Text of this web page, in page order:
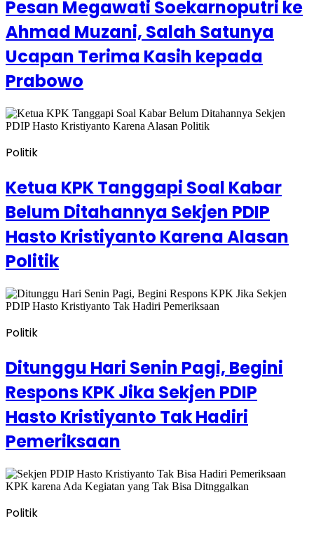
Pesan Megawati Soekarnoputri ke
Ahmad Muzani, Salah Satunya
Ucapan Terima Kasih kepada
Prabowo
Politik
Ketua KPK Tanggapi Soal Kabar
Belum Ditahannya Sekjen PDIP
Hasto Kristiyanto Karena Alasan
Politik
Politik
Ditunggu Hari Senin Pagi, Begini
Respons KPK Jika Sekjen PDIP
Hasto Kristiyanto Tak Hadiri
Pemeriksaan
Politik